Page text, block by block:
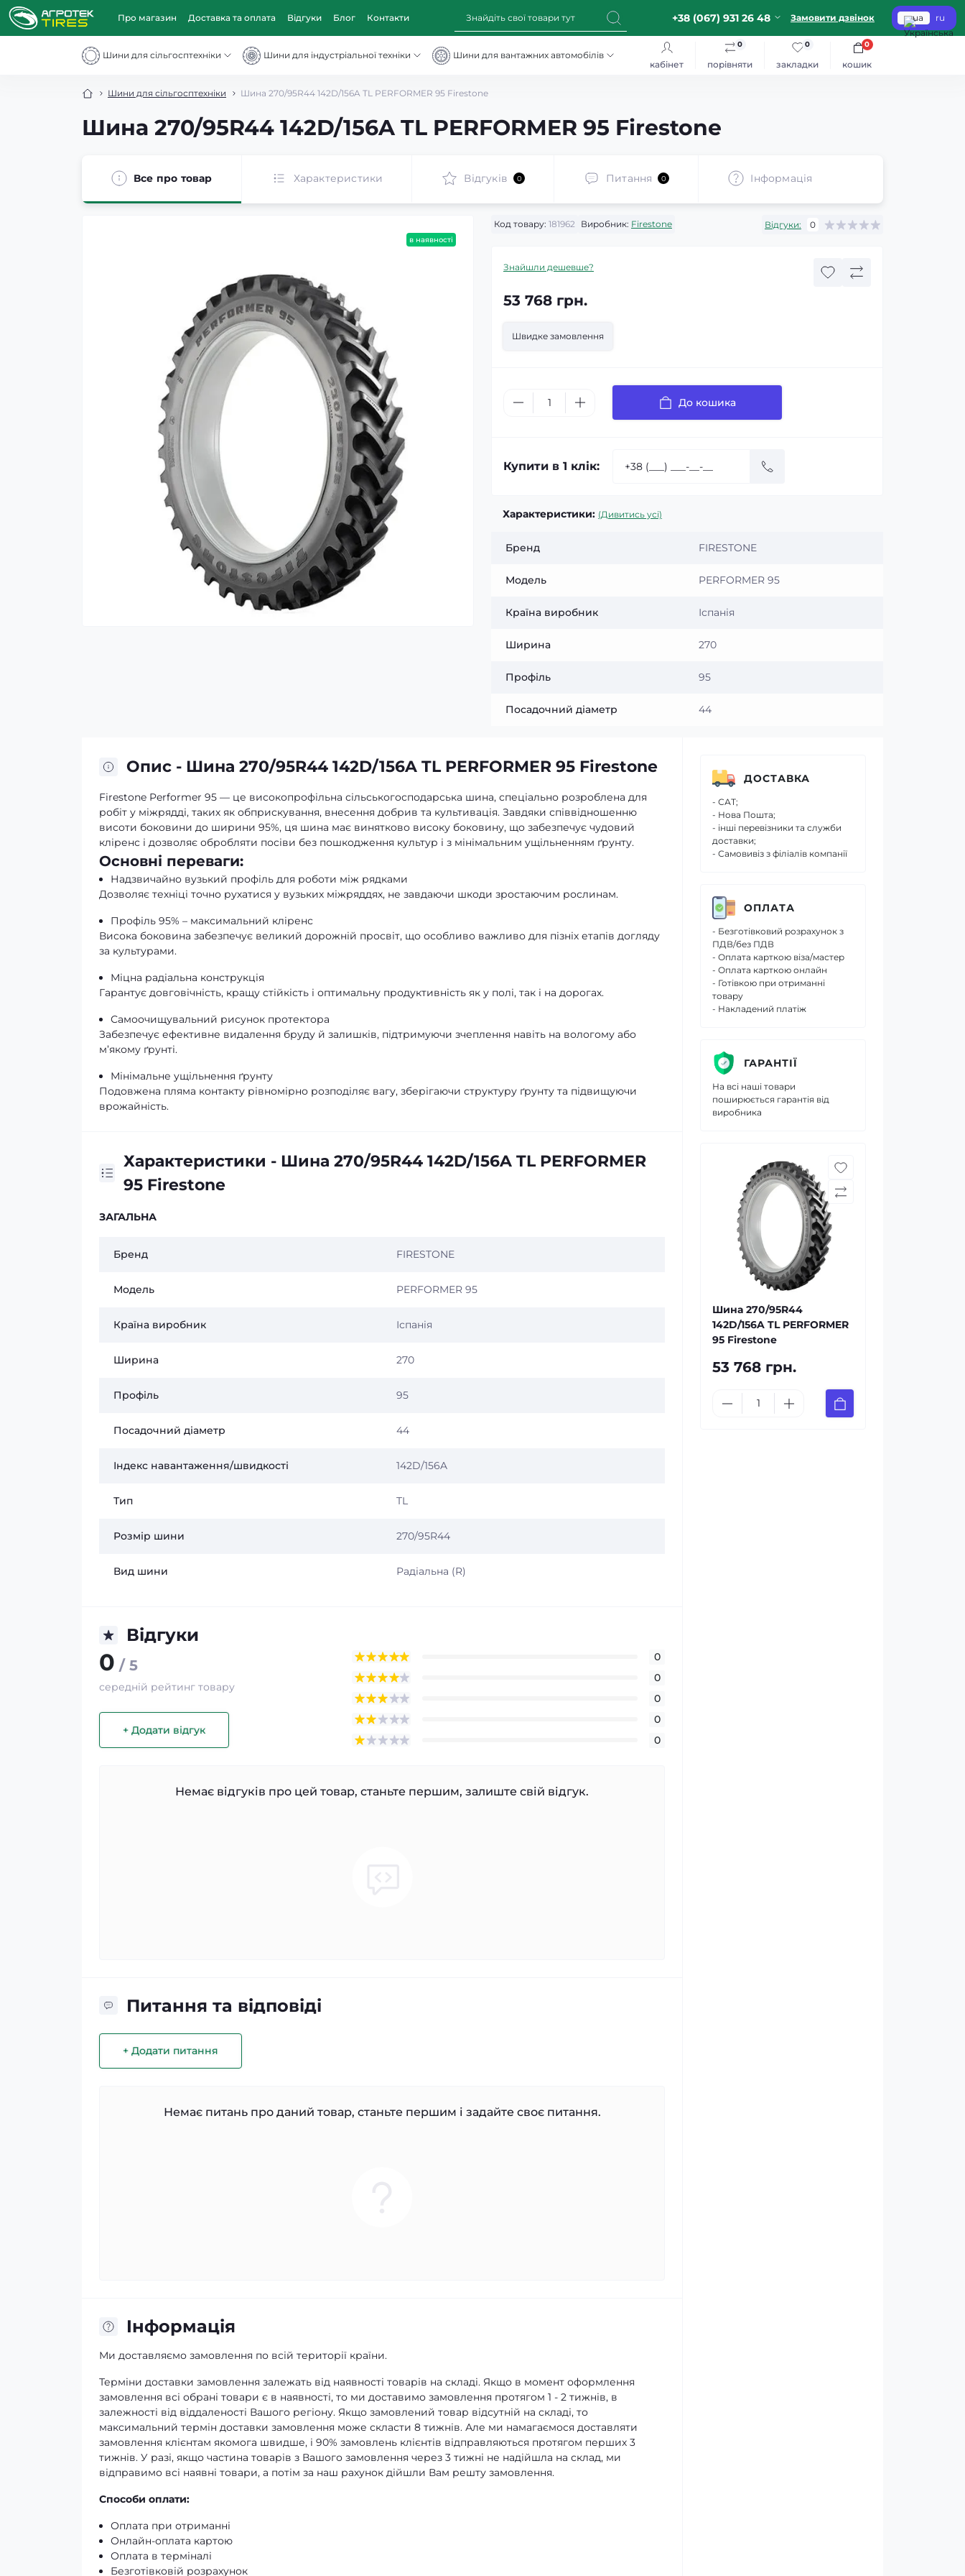
Про магазин Доставка та оплата Відгуки Блог Контакти +38 (067) 931 26 48 Замовити дзвінок ua ru
Шини для сільгосптехніки Шини для індустріальної техніки
Шини для вантажних автомобілів
кабінет
порівняти
0
закладки
0
кошик
0
Шини для сільгосптехніки Шина 270/95R44 142D/156A TL PERFORMER 95 Firestone
Шина 270/95R44 142D/156A TL PERFORMER 95 Firestone
Все про товар Характеристики Відгуків 0 Питання 0 Iнформація
в наявності
Код товару: 181962 Виробник: Firestone Відгуки: 0
Знайшли дешевше?
53 768 грн.
Швидке замовлення
До кошика
Купити в 1 клік:
Характеристики: (Дивитись усі)
Бренд FIRESTONE
Модель PERFORMER 95
Країна виробник Іспанія
Ширина 270
Профіль 95
Посадочний діаметр 44
Опис - Шина 270/95R44 142D/156A TL PERFORMER 95 Firestone
Firestone Performer 95 — це високопрофільна сільськогосподарська шина, спеціально розроблена для
робіт у міжрядді, таких як обприскування, внесення добрив та культивація. Завдяки співвідношенню
висоти боковини до ширини 95%, ця шина має винятково високу боковину, що забезпечує чудовий
кліренс і дозволяє обробляти посіви без пошкодження культур і з мінімальним ущільненням ґрунту.
Основні переваги:
Надзвичайно вузький профіль для роботи між рядками
Дозволяє техніці точно рухатися у вузьких міжряддях, не завдаючи шкоди зростаючим рослинам.
Профіль 95% – максимальний кліренс
Висока боковина забезпечує великий дорожній просвіт, що особливо важливо для пізніх етапів догляду
за культурами.
Міцна радіальна конструкція
Гарантує довговічність, кращу стійкість і оптимальну продуктивність як у полі, так і на дорогах.
Самоочищувальний рисунок протектора
Забезпечує ефективне видалення бруду й залишків, підтримуючи зчеплення навіть на вологому або
м’якому ґрунті.
Мінімальне ущільнення ґрунту
Подовжена пляма контакту рівномірно розподіляє вагу, зберігаючи структуру ґрунту та підвищуючи
врожайність.
Характеристики - Шина 270/95R44 142D/156A TL PERFORMER
95 Firestone
ЗАГАЛЬНА
Бренд FIRESTONE
Модель PERFORMER 95
Країна виробник Іспанія
Ширина 270
Профіль 95
Посадочний діаметр 44
Індекс навантаження/швидкості 142D/156A
Тип TL
Розмір шини 270/95R44
Вид шини Радіальна (R)
Відгуки
0 / 5
середній рейтинг товару
+ Додати відгук
0
0
0
0
0
Немає відгуків про цей товар, станьте першим, залиште свій відгук.
Питання та відповіді
+ Додати питання
Немає питань про даний товар, станьте першим і задайте своє питання.
Iнформація
Ми доставляємо замовлення по всій території країни.
Терміни доставки замовлення залежать від наявності товарів на складі. Якщо в момент оформлення
замовлення всі обрані товари є в наявності, то ми доставимо замовлення протягом 1 - 2 тижнів, в
залежності від віддаленості Вашого регіону. Якщо замовлений товар відсутній на складі, то
максимальний термін доставки замовлення може скласти 8 тижнів. Але ми намагаємося доставляти
замовлення клієнтам якомога швидше, і 90% замовлень клієнтів відправляються протягом перших 3
тижнів. У разі, якщо частина товарів з Вашого замовлення через 3 тижні не надійшла на склад, ми
відправимо всі наявні товари, а потім за наш рахунок дійшли Вам решту замовлення.
Способи оплати:
Оплата при отриманні
Онлайн-оплата картою
Оплата в терміналі
Безготівковій розрахунок
ДОСТАВКА
- САТ;
- Нова Пошта;
- інші перевізники та служби
доставки;
- Самовивіз з філіалів компанії
ОПЛАТА
- Безготівковий розрахунок з
ПДВ/без ПДВ
- Оплата карткою віза/мастер
- Оплата карткою онлайн
- Готівкою при отриманні
товару
- Накладений платіж
ГАРАНТІЇ
На всі наші товари
поширюється гарантія від
виробника
Шина 270/95R44
142D/156A TL PERFORMER
95 Firestone
53 768 грн.